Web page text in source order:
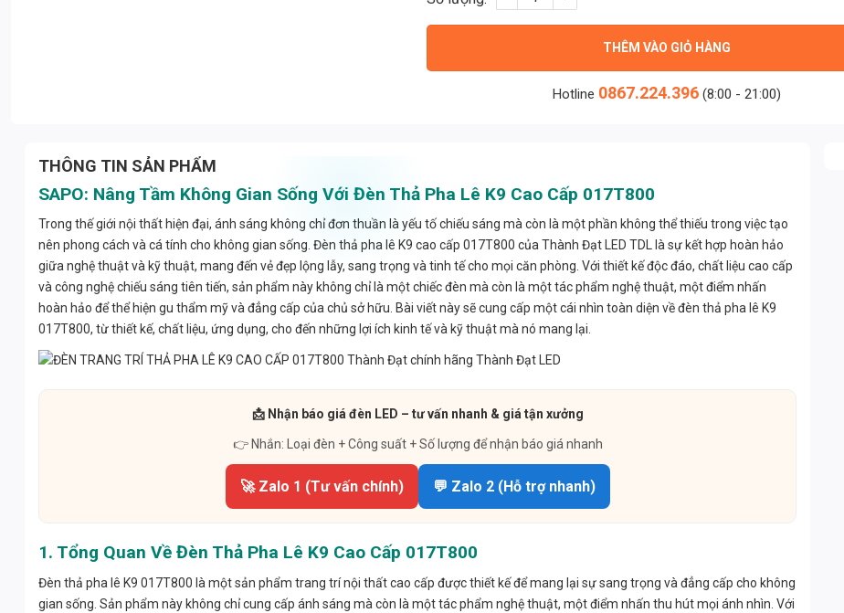
THÊM VÀO GIỎ HÀNG
Hotline 0867.224.396 (8:00 - 21:00)
THÔNG TIN SẢN PHẨM
SAPO: Nâng Tầm Không Gian Sống Với Đèn Thả Pha Lê K9 Cao Cấp 017T800
Trong thế giới nội thất hiện đại, ánh sáng không chỉ đơn thuần là yếu tố chiếu sáng mà còn là một phần không thể thiếu trong việc tạo
nên phong cách và cá tính cho không gian sống. Đèn thả pha lê K9 cao cấp 017T800 của Thành Đạt LED TDL là sự kết hợp hoàn hảo
giữa nghệ thuật và kỹ thuật, mang đến vẻ đẹp lộng lẫy, sang trọng và tinh tế cho mọi căn phòng. Với thiết kế độc đáo, chất liệu cao cấp
và công nghệ chiếu sáng tiên tiến, sản phẩm này không chỉ là một chiếc đèn mà còn là một tác phẩm nghệ thuật, một điểm nhấn
hoàn hảo để thể hiện gu thẩm mỹ và đẳng cấp của chủ sở hữu. Bài viết này sẽ cung cấp một cái nhìn toàn diện về đèn thả pha lê K9
017T800, từ thiết kế, chất liệu, ứng dụng, cho đến những lợi ích kinh tế và kỹ thuật mà nó mang lại.
📩 Nhận báo giá đèn LED – tư vấn nhanh & giá tận xưởng
👉 Nhắn: Loại đèn + Công suất + Số lượng để nhận báo giá nhanh
🚀 Zalo 1 (Tư vấn chính) 💬 Zalo 2 (Hỗ trợ nhanh)
1. Tổng Quan Về Đèn Thả Pha Lê K9 Cao Cấp 017T800
Đèn thả pha lê K9 017T800 là một sản phẩm trang trí nội thất cao cấp được thiết kế để mang lại sự sang trọng và đẳng cấp cho không
gian sống. Sản phẩm này không chỉ cung cấp ánh sáng mà còn là một tác phẩm nghệ thuật, một điểm nhấn thu hút mọi ánh nhìn. Với